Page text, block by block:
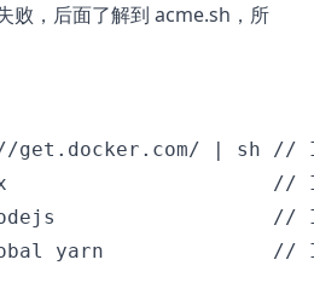
败，后面了解到 acme.sh，所
get.docker.com/ | sh //
//
//